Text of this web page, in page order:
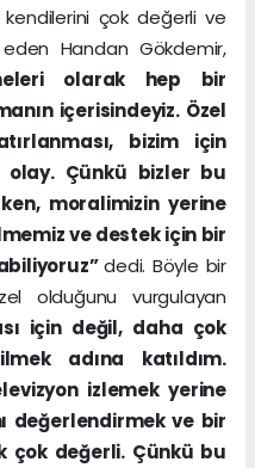
kendilerini çok değerli ve
Handan Gökdemir,
olarak hep bir
içerisindeyiz. Özel
bizim için
Çünkü bizler bu
moralimizin yerine
ve destek için bir
dedi. Böyle bir
olduğunu vurgulayan
için değil, daha çok
adına katıldım.
izlemek yerine
değerlendirmek ve bir
çok değerli. Çünkü bu